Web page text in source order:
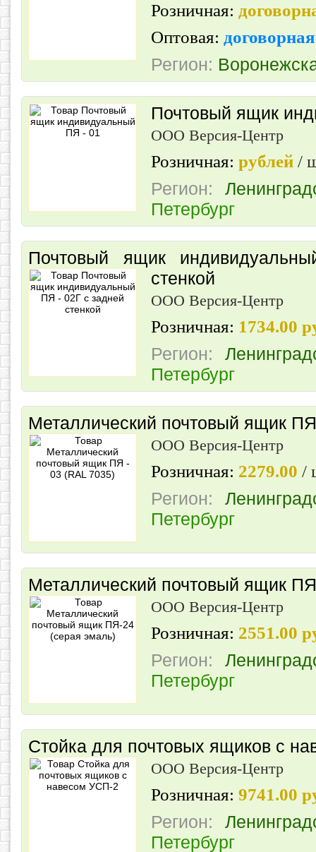
Розничная:
Оптовая:
Регион:
Почтовый ящик
ООО Версия-Центр
Розничная: рублей /
Регион:
Петербург
Почтовый ящик
стенкой
ООО Версия-Центр
Розничная: 1734.00
Регион:
Петербург
Металлический почтовый ящик
ООО Версия-Центр
Розничная: 2279.00 /
Регион:
Петербург
Металлический почтовый ящик
ООО Версия-Центр
Розничная: 2551.00
Регион:
Петербург
Стойка для почтовых ящиков с
ООО Версия-Центр
Розничная: 9741.00
Регион:
Петербург